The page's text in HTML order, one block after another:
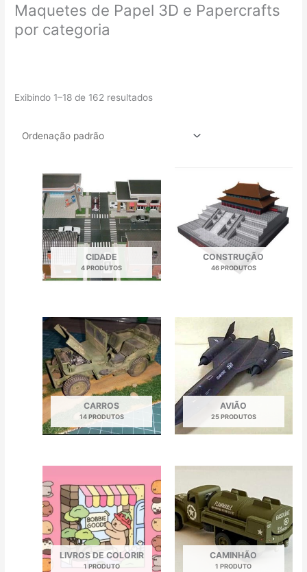
Maquetes de Papel 3D e Papercrafts
por categoria
Exibindo 1–18 de 162 resultados
CIDADE
4 PRODUTOS
CONSTRUÇÃO
46 PRODUTOS
CARROS
14 PRODUTOS
AVIÃO
25 PRODUTOS
LIVROS DE COLORIR
1 PRODUTO
CAMINHÃO
1 PRODUTO